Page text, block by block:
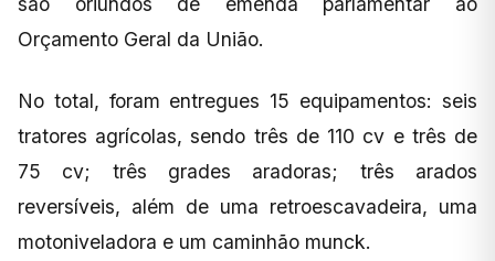
Orçamento Geral da União.
No total, foram entregues 15 equipamentos: seis
tratores agrícolas, sendo três de 110 cv e três de
75 cv; três grades aradoras; três arados
reversíveis, além de uma retroescavadeira, uma
motoniveladora e um caminhão munck.